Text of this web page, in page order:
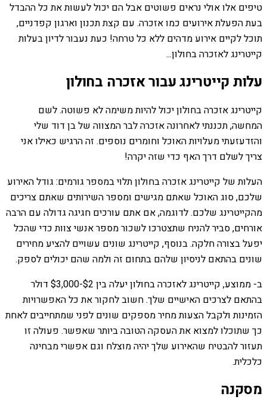
טיפים אלו אולי נראים פשוטים אבל הם יכול לעשות את כל ההבדל
בעת הפעלת אירועים כמו אזכרה. עם קצת תכנון וארגון קפדניים,
תוכל לקיים אירוע מדהים ללא כל טרחה! כעת נעבור לדיון בעלות
קייטרינג לאזכרה בחולון...
עלות קייטרינג עבור אזכרה בחולון
קייטרינג אזכרה בחולון יכול להיות משימה לא פשוטה. לשם
המחשה, תכננתי לאחרונה אזכרה לבר המצווה של בן דוד שלי
והזדעזעתי מעלויות האוכל וחומרים נוספים. זה הרגיש כאילו אני
צריך לשלם דרך האף כדי שזה יקרה!
העלות של קייטרינג אזכרה בחולון תלוי במספר גורמים: גודל האירוע
שלכם, סוג האוכל שאתם מגישים ומספר השירותים שאתם צריכים
מהקייטרינג שלכם. לדוגמה, אם אתם עורכים חגיגה גדולה עם הרבה
אורחים, סביר להניח שתצטרכו לשכור מספר אנשי צוות כדי שהכל
יפעל בצורה חלקה. בנוסף, קייטרינג שונים עשויים להציע מחירים
שונים בהתאם לניסיון שלהם בתחום זה ולמה שהם יכולים לספק.
ב- ממוצע, קייטרינג לאזכרה בחולון יעלה בין $2-$3,000 דולר
בהתאם לצרכים האישיים שלך. חשוב לחקור את כל האפשרויות
הזמינות ולקבל הצעות מחיר מספקים שונים לפני שמתחייבים לאחת
כך שתוכלו למצוא את העסקה הטובה ביותר שאפשר. פעולה זו
תעזור להבטיח שהאירוע שלך יהיה מוצלח וגם אפשרי מבחינה
כלכלית.
מסקנה